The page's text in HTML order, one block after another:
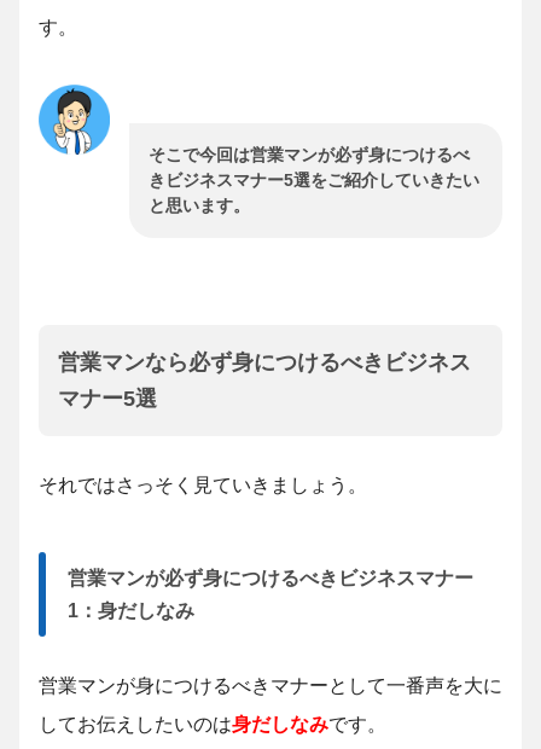
す。
そこで今回は営業マンが必ず身につけるべ
きビジネスマナー5選をご紹介していきたい
と思います。
営業マンなら必ず身につけるべきビジネス
マナー5選
それではさっそく見ていきましょう。
営業マンが必ず身につけるべきビジネスマナー
1：身だしなみ
営業マンが身につけるべきマナーとして一番声を大に
してお伝えしたいのは身だしなみです。